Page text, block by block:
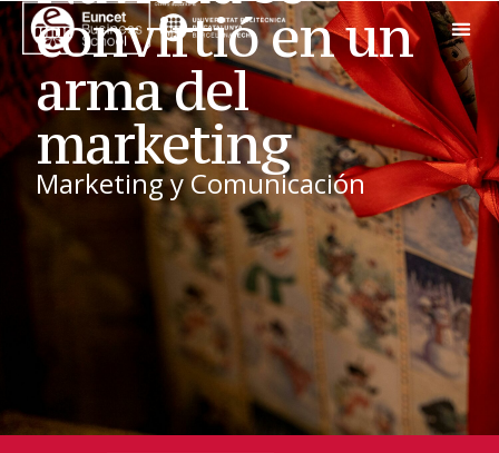
convirtió en un
arma del
marketing
Marketing y Comunicación